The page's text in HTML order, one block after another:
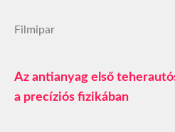
Filmipar
Az antianyag első
a precíziós fizikában